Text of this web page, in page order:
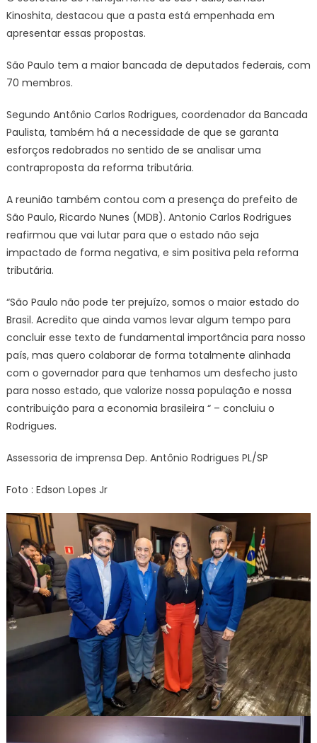
Kinoshita, destacou que a pasta está empenhada em
apresentar essas propostas.
São Paulo tem a maior bancada de deputados federais, com
70 membros.
Segundo Antônio Carlos Rodrigues, coordenador da Bancada
Paulista, também há a necessidade de que se garanta
esforços redobrados no sentido de se analisar uma
contraproposta da reforma tributária.
A reunião também contou com a presença do prefeito de
São Paulo, Ricardo Nunes (MDB). Antonio Carlos Rodrigues
reafirmou que vai lutar para que o estado não seja
impactado de forma negativa, e sim positiva pela reforma
tributária.
“São Paulo não pode ter prejuízo, somos o maior estado do
Brasil. Acredito que ainda vamos levar algum tempo para
concluir esse texto de fundamental importância para nosso
país, mas quero colaborar de forma totalmente alinhada
com o governador para que tenhamos um desfecho justo
para nosso estado, que valorize nossa população e nossa
contribuição para a economia brasileira “ – concluiu o
Rodrigues.
Assessoria de imprensa Dep. Antônio Rodrigues PL/SP
Foto : Edson Lopes Jr